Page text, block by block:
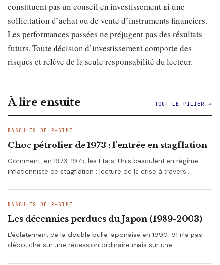
constituent pas un conseil en investissement ni une
sollicitation d’achat ou de vente d’instruments financiers.
Les performances passées ne préjugent pas des résultats
futurs. Toute décision d’investissement comporte des
risques et relève de la seule responsabilité du lecteur.
À lire ensuite TOUT LE PILIER →
BASCULES DE RÉGIME
Choc pétrolier de 1973 : l’entrée en stagflation
Comment, en 1973-1975, les États-Unis basculent en régime
inflationniste de stagflation : lecture de la crise à travers…
BASCULES DE RÉGIME
Les décennies perdues du Japon (1989-2003)
L'éclatement de la double bulle japonaise en 1990-91 n'a pas
débouché sur une récession ordinaire mais sur une…